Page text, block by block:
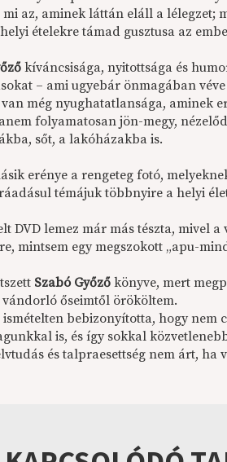
mi az, aminek láttán eláll a
ételekre támad gusztusa az
kíváncsisága, nyitottsága és
– ami ugyebár önmagában
még nyughatatlansága, aminek
folyamatosan jön-megy,
sőt, a lakóházakba is.
erénye a rengeteg fotó,
témájuk többnyire a helyi
DVD lemez már más tészta, mivel
mintsem egy megszokott „apu-
Szabó Győző könyve, mert
vándorló őseimtől örököltem.
ismételten bebizonyította, hogy
is, és így sokkal
és talpraesettség nem árt,